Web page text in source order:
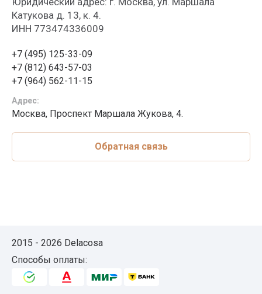
Катукова д. 13, к. 4.
ИНН 773474336009
+7 (495) 125-33-09
+7 (812) 643-57-03
+7 (964) 562-11-15
Адрес:
Москва, Проспект Маршала Жукова, 4.
Обратная связь
2015 - 2026 Delacosa
Способы оплаты: